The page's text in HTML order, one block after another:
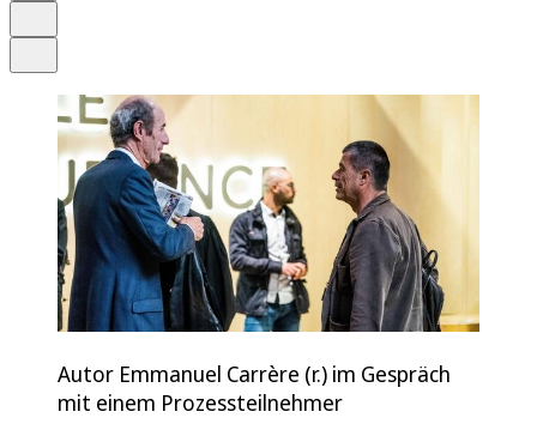
Autor Emmanuel Carrère (r.) im Gespräch
mit einem Prozessteilnehmer